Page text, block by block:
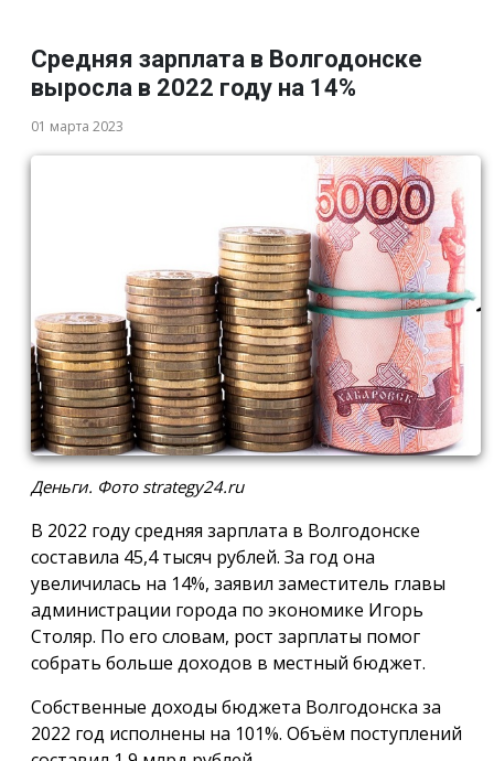
Средняя зарплата в Волгодонске
выросла в 2022 году на 14%
01 марта 2023
Деньги. Фото strategy24.ru
В 2022 году средняя зарплата в Волгодонске
составила 45,4 тысяч рублей. За год она
увеличилась на 14%, заявил заместитель главы
администрации города по экономике Игорь
Столяр. По его словам, рост зарплаты помог
собрать больше доходов в местный бюджет.
Собственные доходы бюджета Волгодонска за
2022 год исполнены на 101%. Объём поступлений